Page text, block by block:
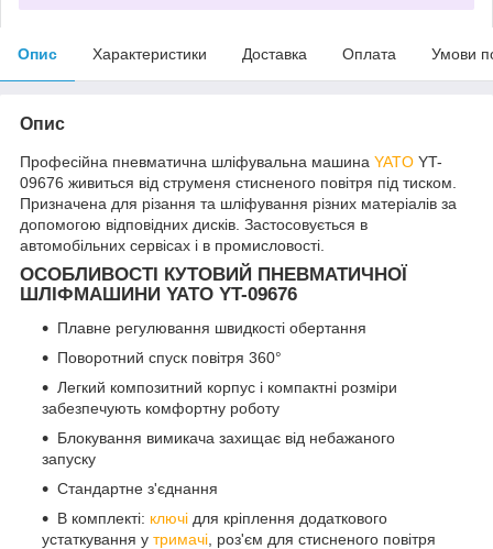
Опис Характеристики Доставка Оплата Умови
Опис
Професійна пневматична шліфувальна машина YATO YT-
09676 живиться від струменя стисненого повітря під тиском.
Призначена для різання та шліфування різних матеріалів за
допомогою відповідних дисків. Застосовується в
автомобільних сервісах і в промисловості.
ОСОБЛИВОСТІ КУТОВИЙ ПНЕВМАТИЧНОЇ
ШЛІФМАШИНИ YATO YT-09676
Плавне регулювання швидкості обертання
Поворотний спуск повітря 360°
Легкий композитний корпус і компактні розміри
забезпечують комфортну роботу
Блокування вимикача захищає від небажаного
запуску
Стандартне з'єднання
В комплекті: ключі для кріплення додаткового
устаткування у тримачі , роз'єм для стисненого повітря